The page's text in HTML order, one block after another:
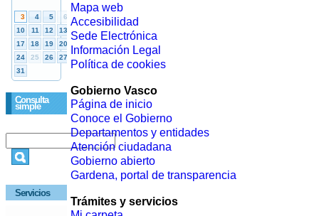
Consulta
simple
Servicios
Mapa web
Accesibilidad
Sede Electrónica
Información Legal
Política de cookies
Gobierno Vasco
Página de inicio
Conoce el Gobierno
Departamentos y entidades
Atención ciudadana
Gobierno abierto
Gardena, portal de transparencia
Trámites y servicios